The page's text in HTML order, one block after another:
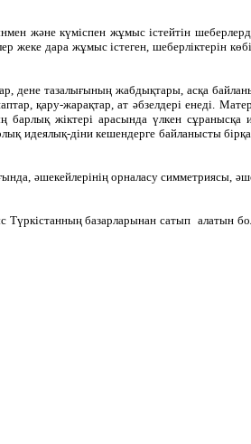
және күміспен жұмыс істейтін
жеке дара жұмыс істеген, шеберліктерін
дене тазалығының жабдықтары, асқа
қару-жарақтар, ат әбзелдері енеді.
жіктері арасында үлкен сұранысқа
идеялық-діни кешендерге байланысты
әшекейлерінің орналасу симметриясы,
базарларынан сатып алатын